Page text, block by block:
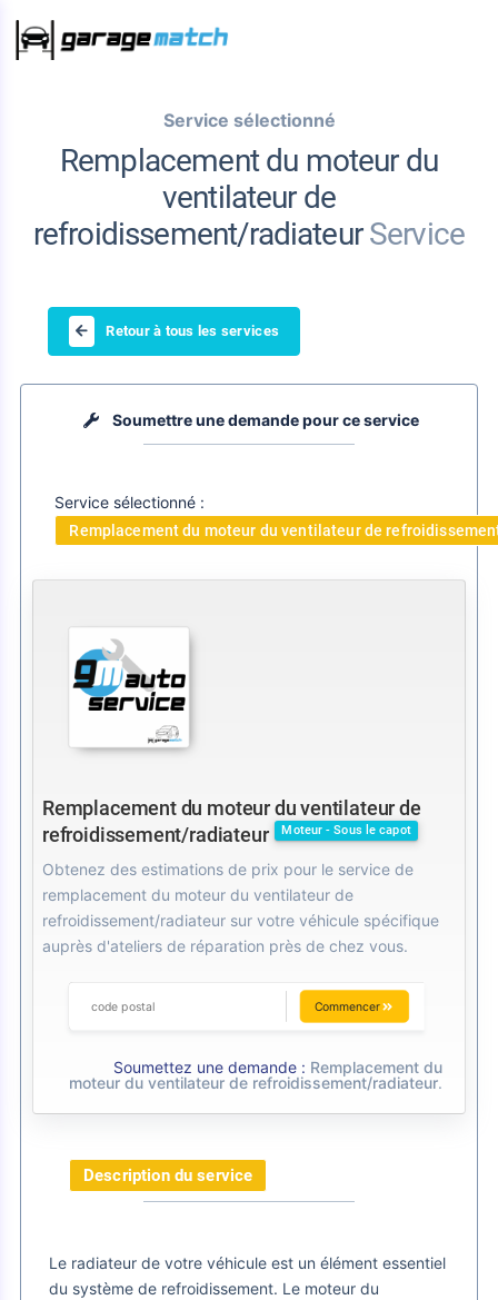
Service sélectionné
Remplacement du moteur du
ventilateur de
refroidissement/radiateurService
Retour à tous les services
Soumettre une demande pour ce service
Service sélectionné :
Remplacement du moteur du ventilateur de
Remplacement du moteur du ventilateur de
refroidissement/radiateur
Moteur - Sous le capot
Obtenez des estimations de prix pour le service de
remplacement du moteur du ventilateur de
refroidissement/radiateur sur votre véhicule spécifique
auprès d'ateliers de réparation près de chez vous.
Commencer
Soumettez une demande : Remplacement du
moteur du ventilateur de refroidissement/radiateur.
Description du service
Le radiateur de votre véhicule est un élément essentiel
du système de refroidissement. Le moteur du